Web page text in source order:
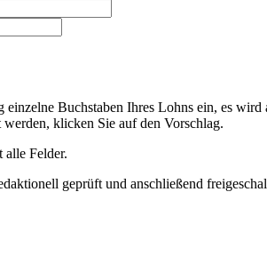
einzelne Buchstaben Ihres Lohns ein, es
klicken Sie auf den Vorschlag.
alle Felder.
geprüft und anschließend